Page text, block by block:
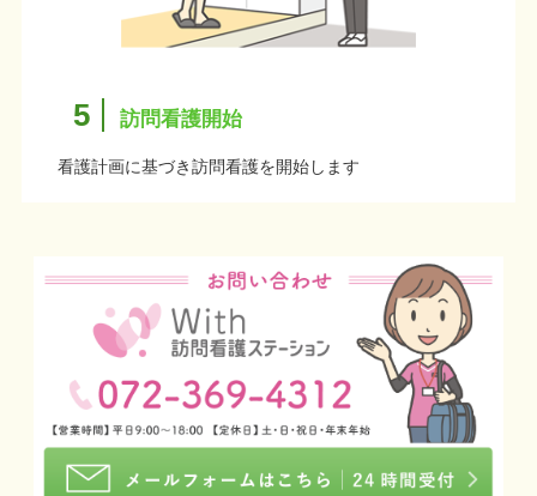
5 訪問看護開始
看護計画に基づき訪問看護を開始します